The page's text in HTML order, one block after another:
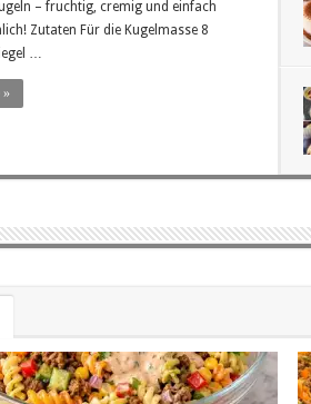
– fruchtig, cremig und einfach
Zutaten Für die Kugelmasse 8
…
»